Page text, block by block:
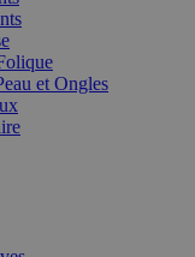
et Ongles